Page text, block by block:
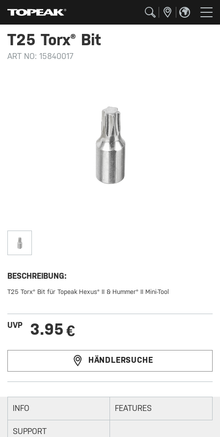
T25 Torx® Bit
ART NO: 15840017
BESCHREIBUNG:
T25 Torx® Bit für Topeak Hexus® II & Hummer® II Mini-Tool
UVP 3.95 €
HÄNDLERSUCHE
INFO FEATURES
SUPPORT